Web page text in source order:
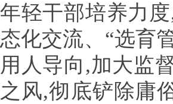
年轻干部培养力
态化交流、“选育
用人导向,加大监
之风,彻底铲除庸